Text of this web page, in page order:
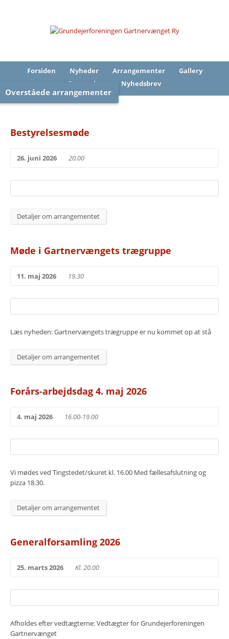
Forsiden Nyheder Arrangementer
Gallery
Bestyrelsen
Nyhedsbrev
Overståede arrangementer
Bestyrelsesmøde
26. juni 2026 20.00
Detaljer om arrangementet
Møde i Gartnervængets trægruppe
11. maj 2026 19.30
Læs nyheden: Gartnervængets trægruppe er nu kommet op at stå
Detaljer om arrangementet
Forårs-arbejdsdag 4. maj 2026
4. maj 2026 16.00-19.00
Vi mødes ved Tingstedet/skuret kl. 16.00 Med fællesafslutning og
pizza 18.30.
Detaljer om arrangementet
Generalforsamling 2026
25. marts 2026 Kl. 20.00
Afholdes efter vedtægterne: Vedtægter for Grundejerforeningen
Gartnervænget